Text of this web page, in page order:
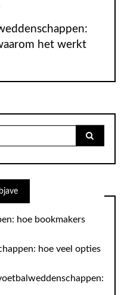
het werkt
hoe bookmakers
hoe veel opties